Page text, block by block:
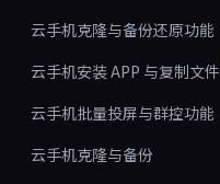
云手机克隆与备份还原功能
云手机安装 APP 与复制文件
云手机批量投屏与群控功能
云手机克隆与备份